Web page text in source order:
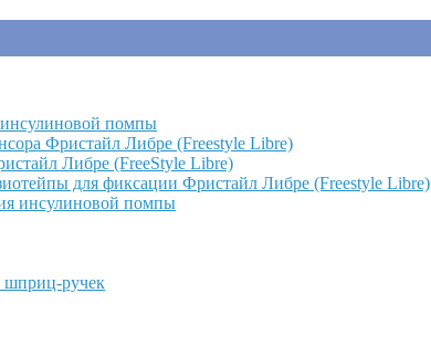
помпы
Фристайл Либре (Freestyle Libre)
Либре (FreeStyle Libre)
для фиксации Фристайл Либре (Freestyle Libre)
инсулиновой помпы
шприц-ручек